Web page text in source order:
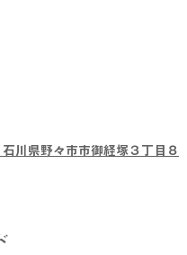
川県野々市市御経塚３丁目８